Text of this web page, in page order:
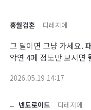
홍월검혼 디레지에
그 딜이면 그냥 가세
악연 4페 정도만 보시면
2026.05.19 14:17
넨도로이드 디레지에